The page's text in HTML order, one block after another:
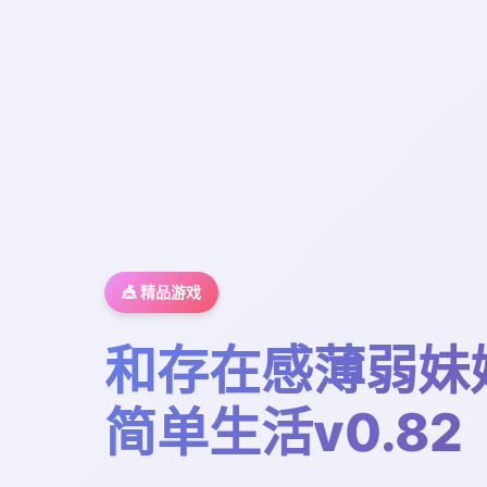
🎪 精品游戏
和存在感薄弱妹
简单生活v0.82